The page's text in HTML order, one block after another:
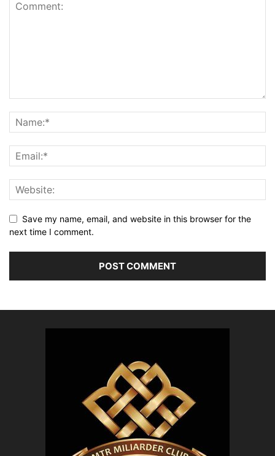
Save my name, email, and website in this browser for the
next time I comment.